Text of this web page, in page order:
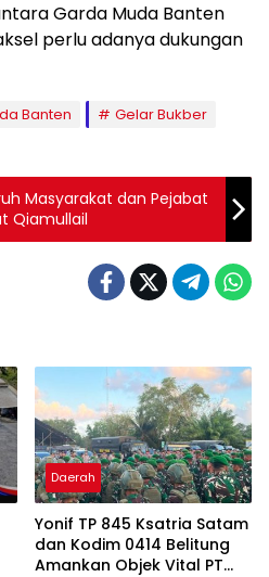
Garda Muda Banten
perlu adanya dukungan
Banten
Gelar Bukber
Masyarakat dan Pejabat
Qiamullail
Daerah
Yonif TP 845 Ksatria Satam
dan Kodim 0414 Belitung
Amankan Objek Vital PT